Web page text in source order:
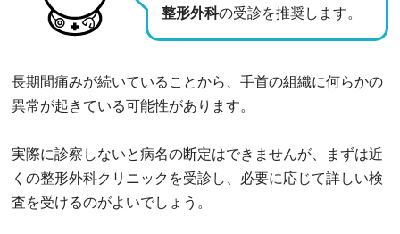
整形外科の受診を推奨します。
長期間痛みが続いていることから、手首の組織に何らかの
異常が起きている可能性があります。
実際に診察しないと病名の断定はできませんが、まずは近
くの整形外科クリニックを受診し、必要に応じて詳しい検
査を受けるのがよいでしょう。